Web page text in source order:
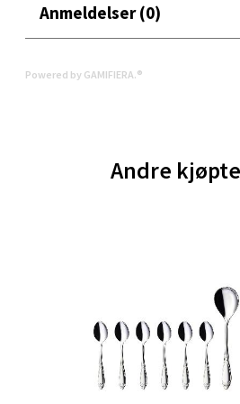
Anmeldelser (0)
Powered by GAMIFIERA.®
Andre
Bergen - Oasen
Folke Bernadottes vei 52, 5147
Aunasenteret, Sunndalsvegen
Åpent i dag 10-19
0 i butikk